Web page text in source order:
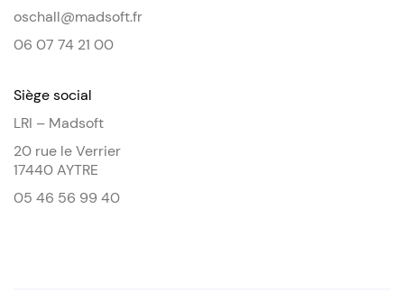
oschall@madsoft.fr
06 07 74 21 00
Siège social
LRI – Madsoft
20 rue le Verrier
17440 AYTRE
05 46 56 99 40